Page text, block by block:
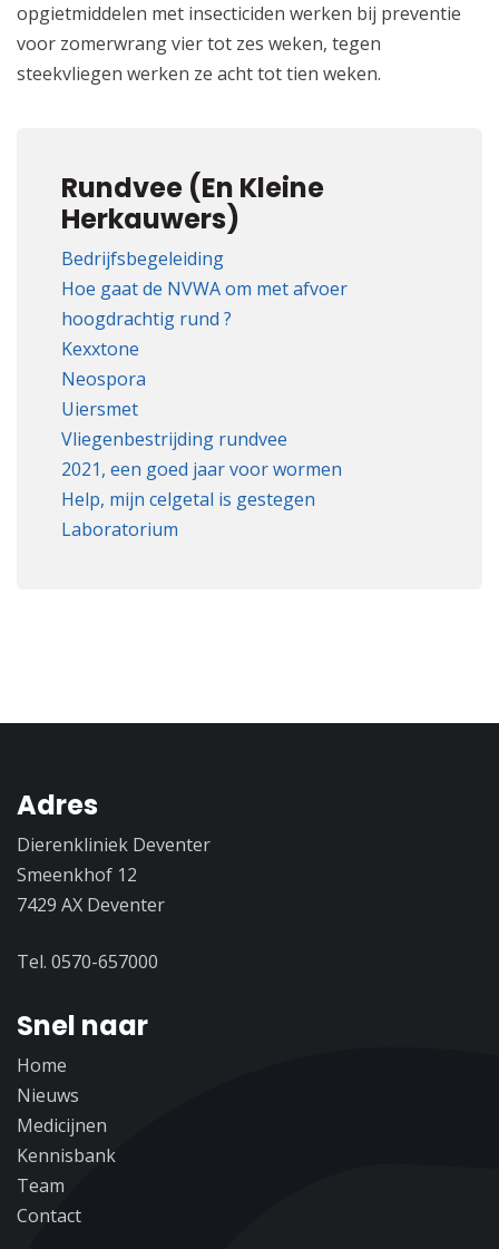
opgietmiddelen met insecticiden werken bij preventie
voor zomerwrang vier tot zes weken, tegen
steekvliegen werken ze acht tot tien weken.
Rundvee (en Kleine
Herkauwers)
Bedrijfsbegeleiding
Hoe gaat de NVWA om met afvoer
hoogdrachtig rund ?
Kexxtone
Neospora
Uiersmet
Vliegenbestrijding rundvee
2021, een goed jaar voor wormen
Help, mijn celgetal is gestegen
Laboratorium
Adres
Dierenkliniek Deventer
Smeenkhof 12
7429 AX Deventer
Tel. 0570-657000
Snel naar
Home
Nieuws
Medicijnen
Kennisbank
Team
Contact